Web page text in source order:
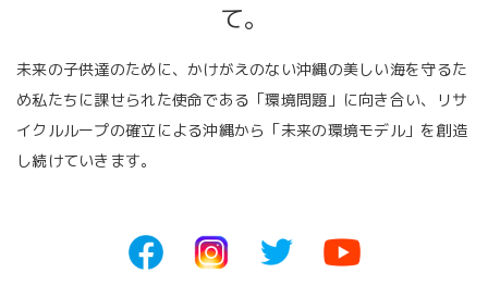
て。
未来の子供達のために、かけがえのない沖縄の美しい海を守るた
め私たちに課せられた使命である「環境問題」に向き合い、
リサ
イクルループの確立による沖縄から「未来の環境モデル」を創造
し続けていきます。